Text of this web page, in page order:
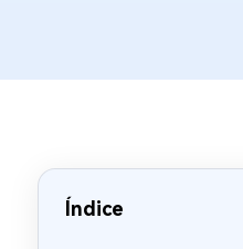
Índice